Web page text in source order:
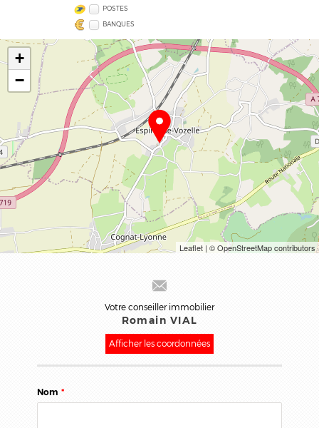
POSTES
BANQUES
+
−
Leaflet | © OpenStreetMap contributors
Votre conseiller immobilier
Romain VIAL
Afficher les coordonnées
Nom *